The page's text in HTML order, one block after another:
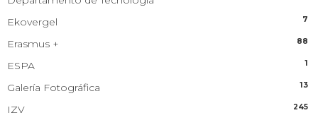
Ekovergel 7
Erasmus + 88
ESPA 1
Galería Fotográfica 13
IZV 245